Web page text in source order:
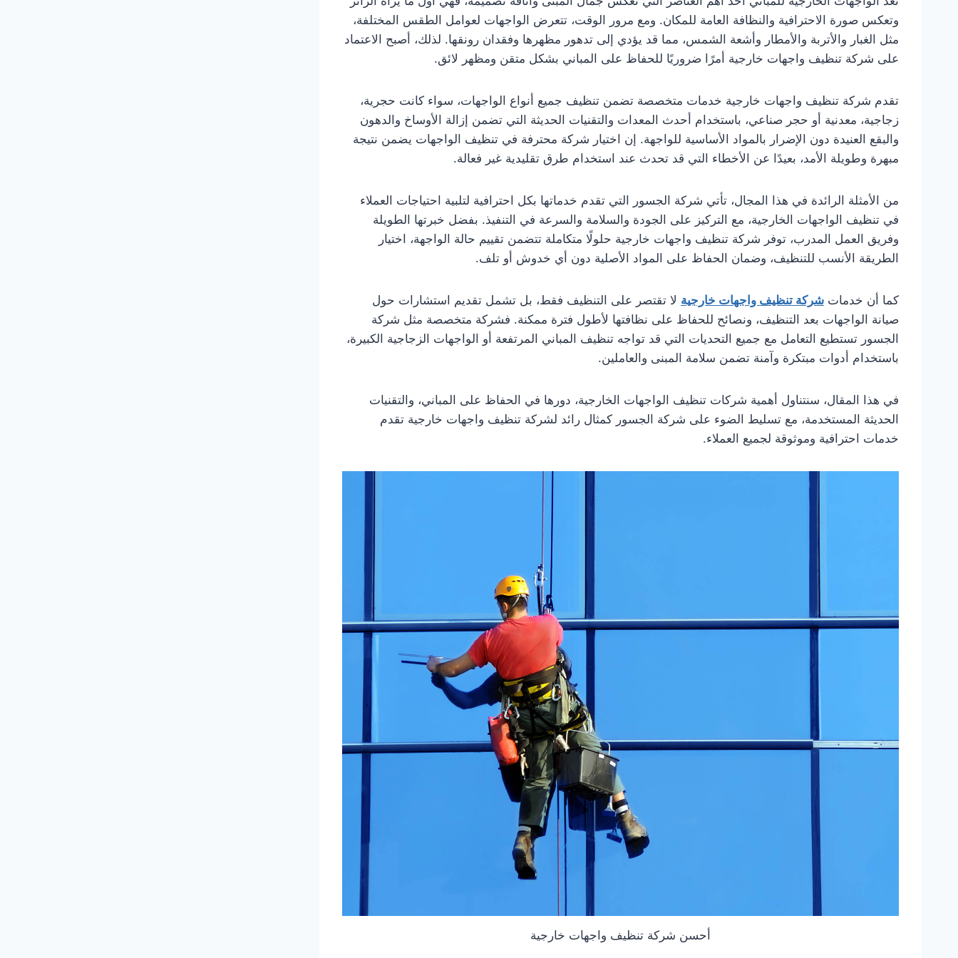
وتعكس صورة الاحترافية والنظافة العامة للمكان. ومع مرور الوقت، تتعرض الواجهات لعوامل الطقس المختلفة،
مثل الغبار والأتربة والأمطار وأشعة الشمس، مما قد يؤدي إلى تدهور مظهرها وفقدان رونقها. لذلك، أصبح الاعتماد
على شركة تنظيف واجهات خارجية أمرًا ضروريًا للحفاظ على المباني بشكل متقن ومظهر لائق.
تقدم شركة تنظيف واجهات خارجية خدمات متخصصة تضمن تنظيف جميع أنواع الواجهات، سواء كانت حجرية،
زجاجية، معدنية أو حجر صناعي، باستخدام أحدث المعدات والتقنيات الحديثة التي تضمن إزالة الأوساخ والدهون
والبقع العنيدة دون الإضرار بالمواد الأساسية للواجهة. إن اختيار شركة محترفة في تنظيف الواجهات يضمن نتيجة
مبهرة وطويلة الأمد، بعيدًا عن الأخطاء التي قد تحدث عند استخدام طرق تقليدية غير فعالة.
من الأمثلة الرائدة في هذا المجال، تأتي شركة الجسور التي تقدم خدماتها بكل احترافية لتلبية احتياجات العملاء
في تنظيف الواجهات الخارجية، مع التركيز على الجودة والسلامة والسرعة في التنفيذ. بفضل خبرتها الطويلة
وفريق العمل المدرب، توفر شركة تنظيف واجهات خارجية حلولًا متكاملة تتضمن تقييم حالة الواجهة، اختيار
الطريقة الأنسب للتنظيف، وضمان الحفاظ على المواد الأصلية دون أي خدوش أو تلف.
كما أن خدماتشركة تنظيف واجهات خارجية لا تقتصر على التنظيف فقط، بل تشمل تقديم استشارات حول
صيانة الواجهات بعد التنظيف، ونصائح للحفاظ على نظافتها لأطول فترة ممكنة. فشركة متخصصة مثل شركة
الجسور تستطيع التعامل مع جميع التحديات التي قد تواجه تنظيف المباني المرتفعة أو الواجهات الزجاجية الكبيرة،
باستخدام أدوات مبتكرة وآمنة تضمن سلامة المبنى والعاملين.
في هذا المقال، سنتناول أهمية شركات تنظيف الواجهات الخارجية، دورها في الحفاظ على المباني، والتقنيات
الحديثة المستخدمة، مع تسليط الضوء على شركة الجسور كمثال رائد لشركة تنظيف واجهات خارجية تقدم
خدمات احترافية وموثوقة لجميع العملاء.
أحسن شركة تنظيف واجهات خارجية